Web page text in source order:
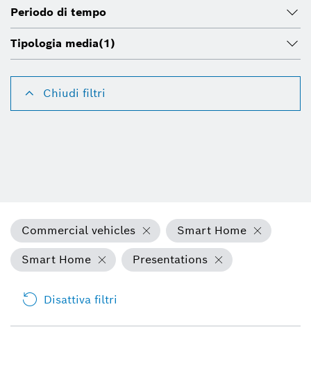
Periodo di tempo
Tipologia media(1)
Chiudi filtri
Commercial vehicles
Smart Home
Smart Home
Presentations
Disattiva filtri